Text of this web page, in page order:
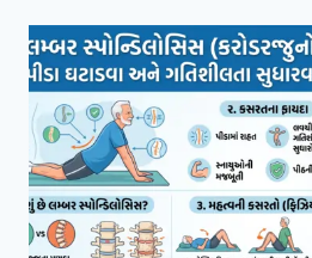
મિનિટ
સુધી
જ
સાંધાનો
દુખાવો:
કારણ
અને
ઉપાય.